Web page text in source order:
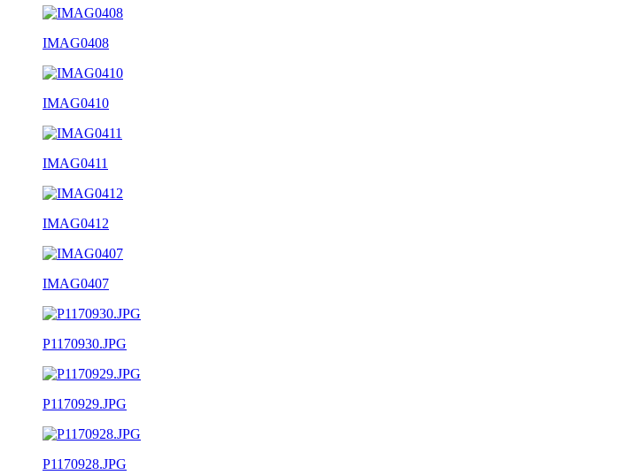
IMAG0408
IMAG0410
IMAG0411
IMAG0412
IMAG0407
P1170930.JPG
P1170929.JPG
P1170928.JPG